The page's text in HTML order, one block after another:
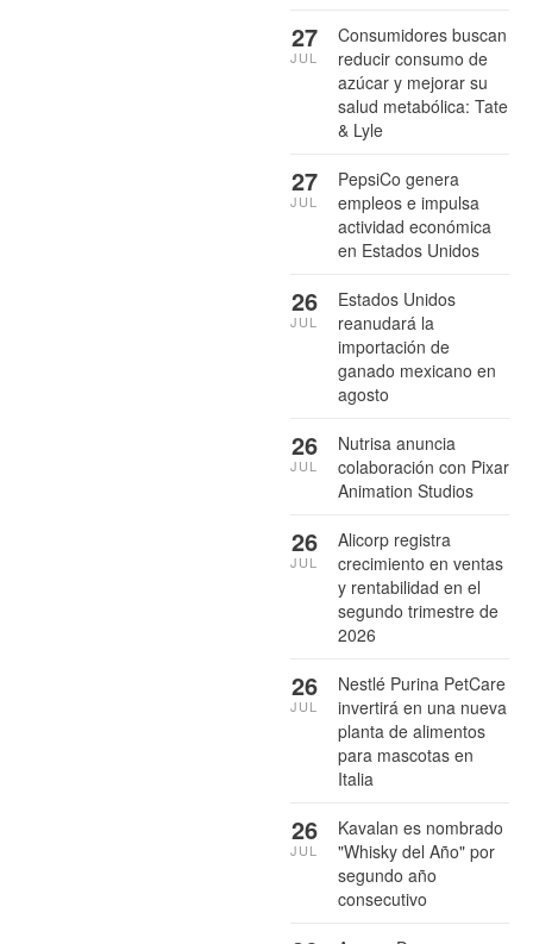
Consumidores buscan
reducir consumo de
azúcar y mejorar su
salud metabólica: Tate
& Lyle
27
JUL
PepsiCo genera
empleos e impulsa
actividad económica
en Estados Unidos
27
JUL
Estados Unidos
reanudará la
importación de
ganado mexicano en
agosto
26
JUL
Nutrisa anuncia
colaboración con Pixar
Animation Studios
26
JUL
Alicorp registra
crecimiento en ventas
y rentabilidad en el
segundo trimestre de
2026
26
JUL
Nestlé Purina PetCare
invertirá en una nueva
planta de alimentos
para mascotas en
Italia
26
JUL
Kavalan es nombrado
"Whisky del Año" por
segundo año
consecutivo
26
JUL